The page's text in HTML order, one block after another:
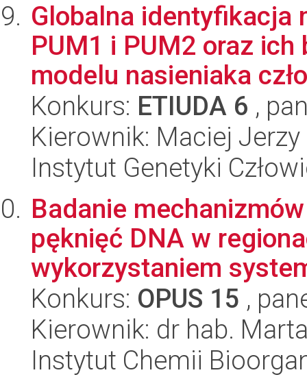
Globalna identyfikacja
PUM1 i PUM2 oraz
modelu nasieniaka
Konkurs: ETIUDA 6 ,
Kierownik: Maciej Jerzy
Instytut Genetyki
Badanie
pęknięć DNA w
wykorzystaniem
Konkurs: OPUS 15 ,
Kierownik: dr hab.
Instytut Chemii